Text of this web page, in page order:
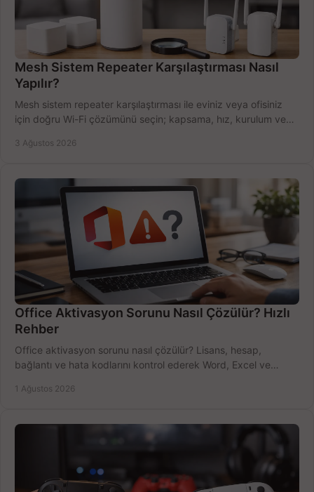
Mesh Sistem Repeater Karşılaştırması Nasıl
Yapılır?
Mesh sistem repeater karşılaştırması ile eviniz veya ofisiniz
için doğru Wi-Fi çözümünü seçin; kapsama, hız, kurulum ve
3 Ağustos 2026
Office Aktivasyon Sorunu Nasıl Çözülür? Hızlı
Rehber
Office aktivasyon sorunu nasıl çözülür? Lisans, hesap,
bağlantı ve hata kodlarını kontrol ederek Word, Excel ve
1 Ağustos 2026